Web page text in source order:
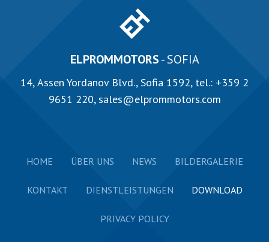
ELPROMMOTORS- SOFIA
14, Аssen Yordanov Blvd., Sofia 1592, tel.: +359 2
9651 220,sales@elprommotors.com
HOME ÜBER UNS NEWS BILDERGALERIE
KONTAKT DIENSTLEISTUNGEN DOWNLOAD
PRIVACY POLICY